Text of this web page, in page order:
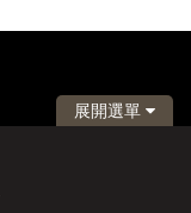
展開選單